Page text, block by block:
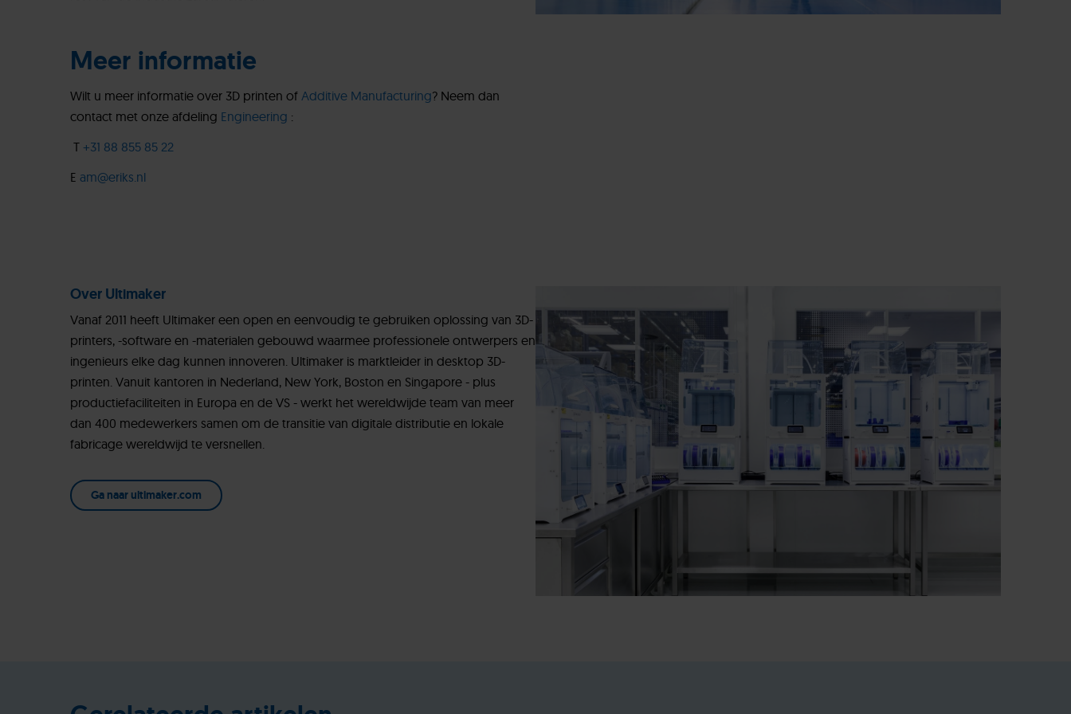
Meer informatie
Wilt u meer informatie over 3D printen of Additive Manufacturing? Neem dan
contact met onze afdeling Engineering :
T +31 88 855 85 22
E am@eriks.nl
Over Ultimaker
Vanaf 2011 heeft Ultimaker een open en eenvoudig te gebruiken oplossing van 3D-
printers, -software en -materialen gebouwd waarmee professionele ontwerpers en
ingenieurs elke dag kunnen innoveren. Ultimaker is marktleider in desktop 3D-
printen. Vanuit kantoren in Nederland, New York, Boston en Singapore - plus
productiefaciliteiten in Europa en de VS - werkt het wereldwijde team van meer
dan 400 medewerkers samen om de transitie van digitale distributie en lokale
fabricage wereldwijd te versnellen.
Ga naar ultimaker.com